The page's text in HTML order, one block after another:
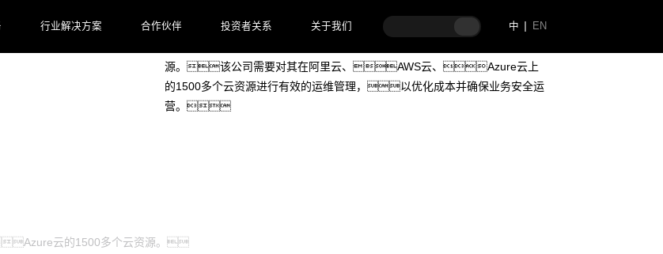
行业解决方案 合作伙伴 投资者关系 关于我们 中 EN
源。该公司需要对其在阿里云、AWS云、Azure云上
的1500多个云资源进行有效的运维管理，以优化成本并确保业务安全运
营。
云的1500多个云资源。